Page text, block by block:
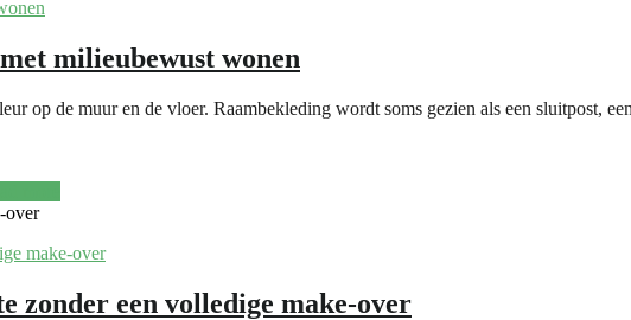
milieubewust wonen
op de muur en de vloer. Raambekleding wordt soms gezien als een sluitpost,
over
een volledige make-over